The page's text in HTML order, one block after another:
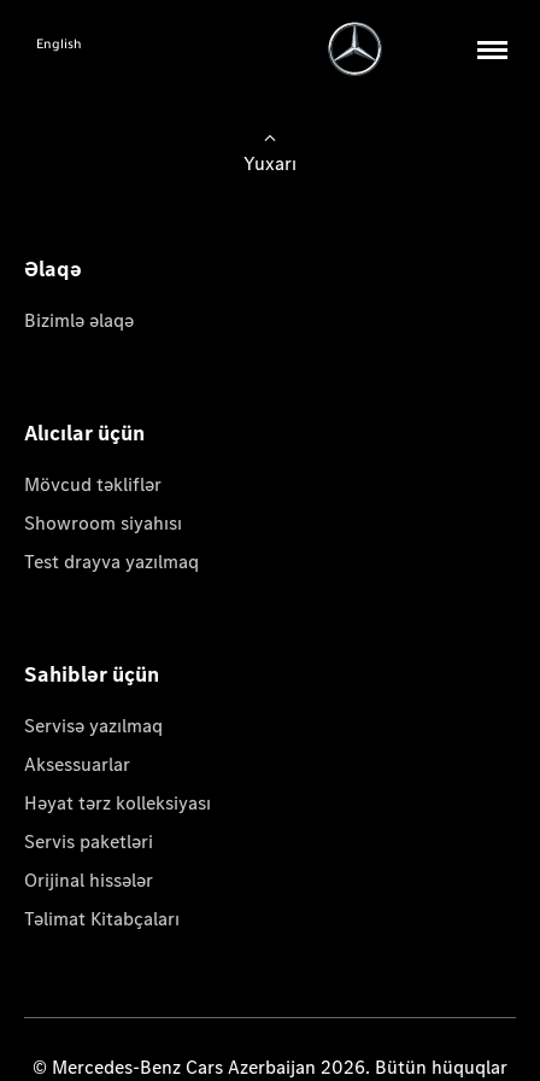
English
Yuxarı
Əlaqə
Bizimlə əlaqə
Alıcılar üçün
Mövcud təkliflər
Showroom siyahısı
Test drayva yazılmaq
Sahiblər üçün
Servisə yazılmaq
Aksessuarlar
Həyat tərz kolleksiyası
Servis paketləri
Orijinal hissələr
Təlimat Kitabçaları
© Mercedes-Benz Cars Azerbaijan 2026. Bütün hüquqlar